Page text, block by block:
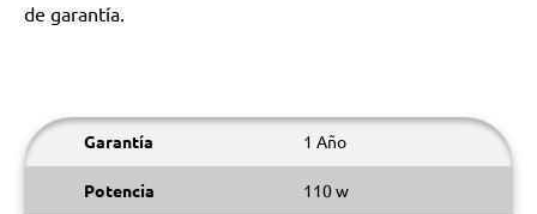
de garantía.
Garantía 1 Año
Potencia 110 w